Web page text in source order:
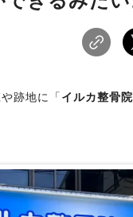
跡地に「 イルカ整骨院